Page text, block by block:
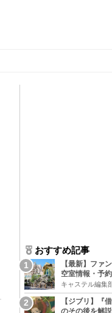
おすすめ記事
【最新】ファ
空室情報・予
キャステル編集
【ジブリ】『
のその後を解